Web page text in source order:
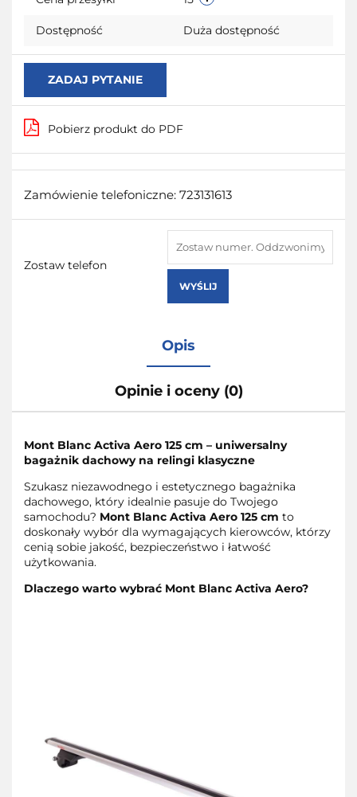
Dostępność Duża dostępność
ZADAJ PYTANIE
Pobierz produkt do PDF
Zamówienie telefoniczne: 723131613
Zostaw telefon
WYŚLIJ
Opis
Opinie i oceny (0)
Mont Blanc Activa Aero 125 cm – uniwersalny
bagażnik dachowy na relingi klasyczne
Szukasz niezawodnego i estetycznego bagażnika
dachowego, który idealnie pasuje do Twojego
samochodu? Mont Blanc Activa Aero 125 cm to
doskonały wybór dla wymagających kierowców, którzy
cenią sobie jakość, bezpieczeństwo i łatwość
użytkowania.
Dlaczego warto wybrać Mont Blanc Activa Aero?